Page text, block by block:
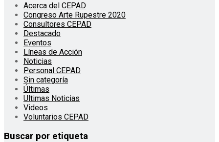
Acerca del CEPAD
Congreso Arte Rupestre 2020
Consultores CEPAD
Destacado
Eventos
Líneas de Acción
Noticias
Personal CEPAD
Sin categoría
Últimas
Ultimas Noticias
Videos
Voluntarios CEPAD
Buscar por etiqueta